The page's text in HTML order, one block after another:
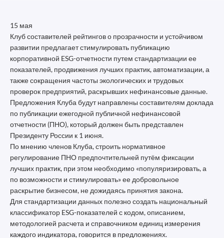
15 мая
Клуб составителей рейтингов о прозрачности и устойчивом
развитии предлагает стимулировать публикацию
корпоративной ESG-отчетности путем стандартизации ее
показателей, продвижения лучших практик, автоматизации, а
также сокращения частоты экологических и трудовых
проверок предприятий, раскрывших нефинансовые данные.
Предложения Клуба будут направлены составителям доклада
по публикации ежегодной публичной нефинансовой
отчетности (ПНО), который должен быть представлен
Президенту России к 1 июня.
По мнению членов Клуба, строить нормативное
регулирование ПНО предпочтительней путём фиксации
лучших практик, при этом необходимо «популяризировать, а
по возможности и стимулировать» ее добровольное
раскрытие бизнесом, не дожидаясь принятия закона.
Для стандартизации данных полезно создать национальный
классификатор ESG-показателей с кодом, описанием,
методологией расчета и справочником единиц измерения
каждого индикатора, говорится в предложениях.